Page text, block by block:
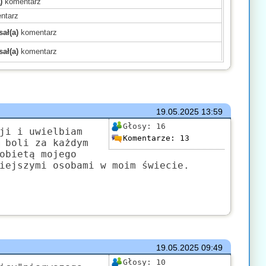
komentarz
komentarz
komentarz
komentarz
19.05.202513:59
Głosy: 16
Komentarze: 13
i uwielbiam
za każdym
mojego
osobami w moim świecie.
19.05.202509:49
Głosy: 10